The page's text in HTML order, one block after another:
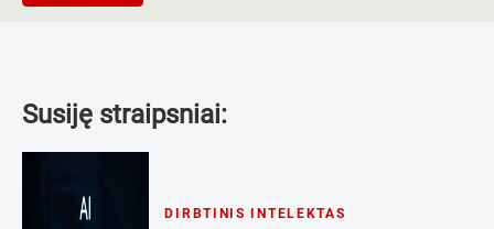
Susiję straipsniai:
DIRBTINIS INTELEKTAS